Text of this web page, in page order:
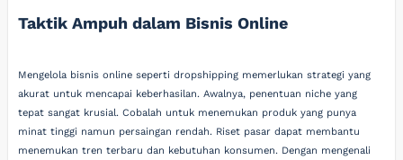
Taktik Ampuh dalam Bisnis Online
Mengelola bisnis online seperti dropshipping memerlukan strategi yang
akurat untuk mencapai keberhasilan. Awalnya, penentuan niche yang
tepat sangat krusial. Cobalah untuk menemukan produk yang punya
minat tinggi namun persaingan rendah. Riset pasar dapat membantu
menemukan tren terbaru dan kebutuhan konsumen. Dengan mengenali